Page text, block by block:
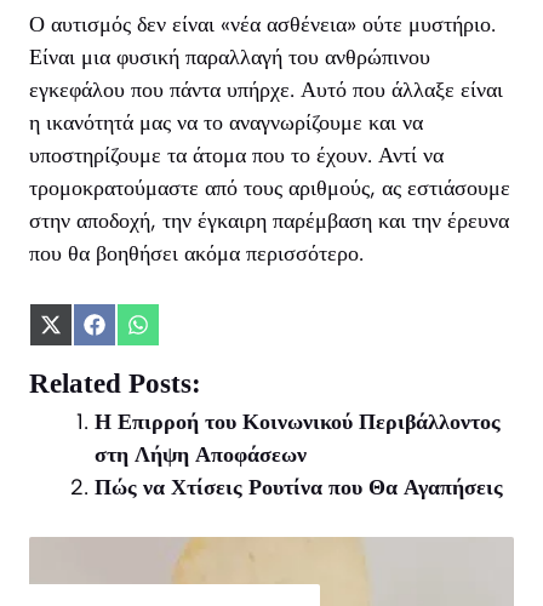
Ο αυτισμός δεν είναι «νέα ασθένεια» ούτε μυστήριο.
Είναι μια φυσική παραλλαγή του ανθρώπινου
εγκεφάλου που πάντα υπήρχε. Αυτό που άλλαξε είναι
η ικανότητά μας να το αναγνωρίζουμε και να
υποστηρίζουμε τα άτομα που το έχουν. Αντί να
τρομοκρατούμαστε από τους αριθμούς, ας εστιάσουμε
στην αποδοχή, την έγκαιρη παρέμβαση και την έρευνα
που θα βοηθήσει ακόμα περισσότερο.
Share
X
(Twitter)
Share
Facebook
Share
WhatsApp
Related Posts:
Η Επιρροή του Κοινωνικού Περιβάλλοντος
στη Λήψη Αποφάσεων
Πώς να Χτίσεις Ρουτίνα που Θα Αγαπήσεις